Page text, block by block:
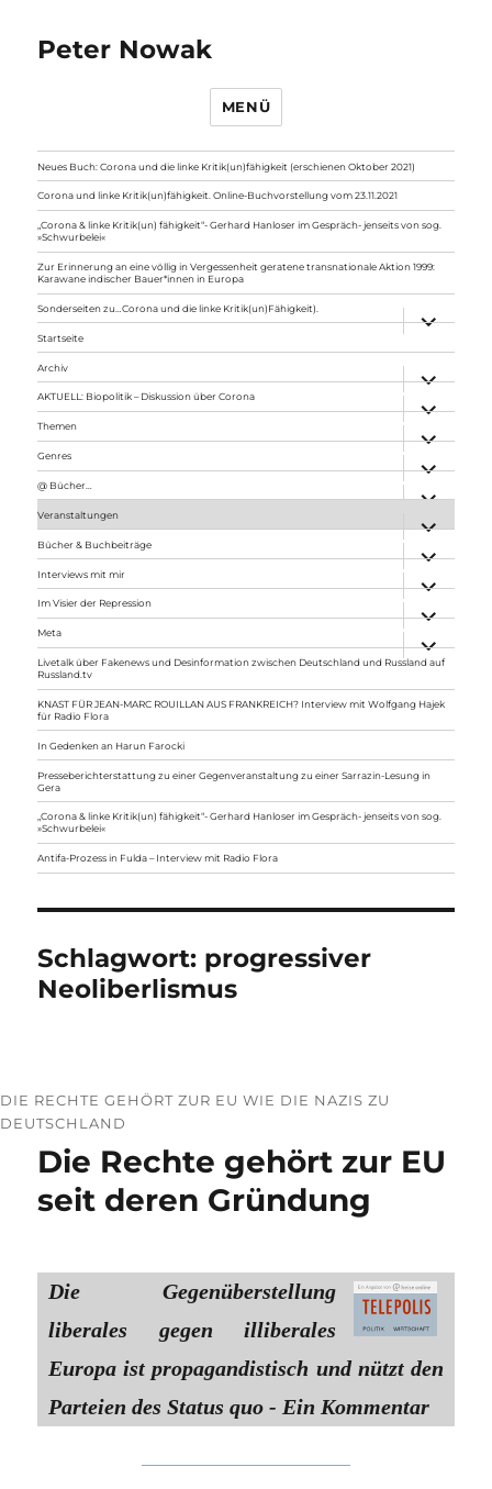
Peter Nowak
MENÜ
Neues Buch: Corona und die linke Kritik(un)fähigkeit (erschienen Oktober 2021)
Corona und linke Kritik(un)fähigkeit. Online-Buchvorstellung vom 23.11.2021
„Corona & linke Kritik(un) fähigkeit“- Gerhard Hanloser im Gespräch- jenseits von sog.
»Schwurbelei«
Zur Erinnerung an eine völlig in Vergessenheit geratene transnationale Aktion 1999:
Karawane indischer Bauer*innen in Europa
Sonderseiten zu…Corona und die linke Kritik(un)Fähigkeit).
anzeigen
Startseite
Archiv
anzeigen
AKTUELL: Biopolitik – Diskussion über Corona
anzeigen
Themen
anzeigen
Genres
anzeigen
@ Bücher…
Veranstaltungen
anzeigen
Bücher & Buchbeiträge
anzeigen
Interviews mit mir
anzeigen
Im Visier der Repression
anzeigen
Meta
anzeigen
Livetalk über Fakenews und Desinformation zwischen Deutschland und Russland auf
Russland.tv
KNAST FÜR JEAN-MARC ROUILLAN AUS FRANKREICH? Interview mit Wolfgang Hajek
für Radio Flora
In Gedenken an Harun Farocki
Presseberichterstattung zu einer Gegenveranstaltung zu einer Sarrazin-Lesung in
Gera
„Corona & linke Kritik(un) fähigkeit“- Gerhard Hanloser im Gespräch- jenseits von sog.
»Schwurbelei«
Antifa-Prozess in Fulda – Interview mit Radio Flora
Schlagwort: progressiver
Neoliberlismus
DIE RECHTE GEHÖRT ZUR EU WIE DIE NAZIS ZU
DEUTSCHLAND
Die Rechte gehört zur EU
seit deren Gründung
Die Gegenüberstellung
liberales gegen illiberales
Europa ist propagandistisch und nützt den
Parteien des Status quo - Ein Kommentar